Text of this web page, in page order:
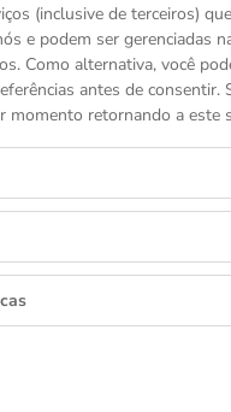
(inclusive de terceiros)
e podem ser gerenciadas
Como alternativa, você
antes de
momento retornando a
couro estampado.
a tiracolo para um
são confiáveis e os